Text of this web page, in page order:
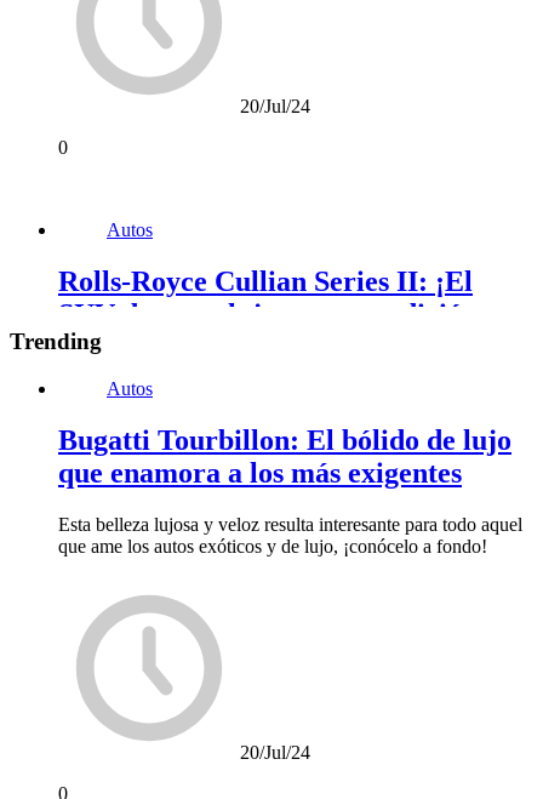
20/Jul/24
0
Autos
Rolls-Royce Cullian Series II: ¡El
SUV de superlujo con una edición
interesante para 2025!
Checa lo que debes conocer de esta camioneta de superlujo de
Trending
Autos
Bugatti Tourbillon: El bólido de lujo
que enamora a los más exigentes
Esta belleza lujosa y veloz resulta interesante para todo aquel
que ame los autos exóticos y de lujo, ¡conócelo a fondo!
20/Jul/24
0